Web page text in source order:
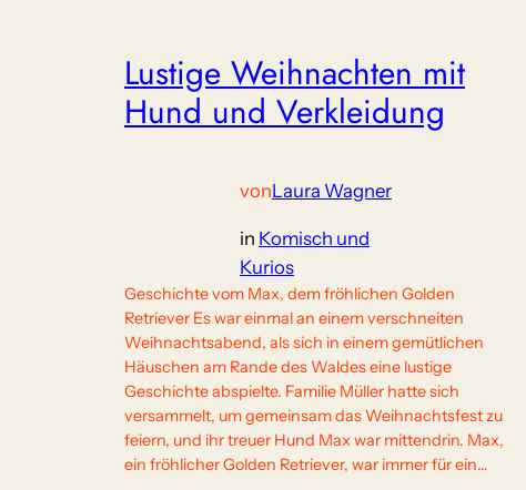
Lustige Weihnachten mit
Hund und Verkleidung
vonLaura Wagner
in Komisch und
Kurios
Geschichte vom Max, dem fröhlichen Golden
Retriever Es war einmal an einem verschneiten
Weihnachtsabend, als sich in einem gemütlichen
Häuschen am Rande des Waldes eine lustige
Geschichte abspielte. Familie Müller hatte sich
versammelt, um gemeinsam das Weihnachtsfest zu
feiern, und ihr treuer Hund Max war mittendrin. Max,
ein fröhlicher Golden Retriever, war immer für ein…